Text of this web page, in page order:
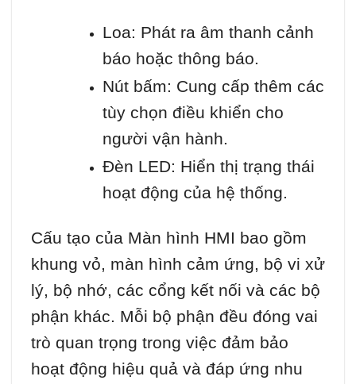
Loa: Phát ra âm thanh cảnh
báo hoặc thông báo.
Nút bấm: Cung cấp thêm các
tùy chọn điều khiển cho
người vận hành.
Đèn LED: Hiển thị trạng thái
hoạt động của hệ thống.
Cấu tạo của Màn hình HMI bao gồm
khung vỏ, màn hình cảm ứng, bộ vi xử
lý, bộ nhớ, các cổng kết nối và các bộ
phận khác. Mỗi bộ phận đều đóng vai
trò quan trọng trong việc đảm bảo
hoạt động hiệu quả và đáp ứng nhu